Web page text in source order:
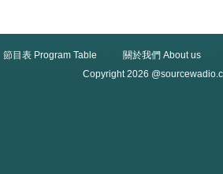
節目表 Program Table
關於我們 About us
Copyright 2026